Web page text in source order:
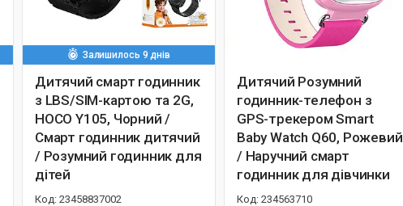
Залишилось 9 днів
Дитячий смарт годинник
з LBS/SIM-картою та 2G,
HOCO Y105, Чорний /
Смарт годинник дитячий
/ Розумний годинник для
дітей
23458837002
Дитячий Розумний
годинник-телефон з
GPS-трекером Smart
Baby Watch Q60, Рожевий
/ Наручний смарт
годинник для дівчинки
234563710